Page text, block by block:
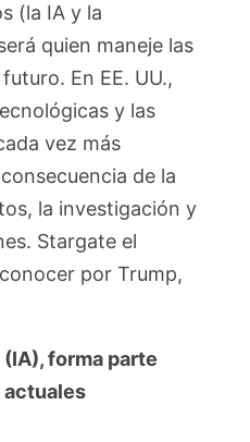
(la IA y la
quien maneje las
En EE. UU.,
y las
vez más
de la
la investigación y
Stargate el
por Trump,
forma parte